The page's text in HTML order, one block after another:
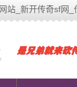
站_新开传奇sf网